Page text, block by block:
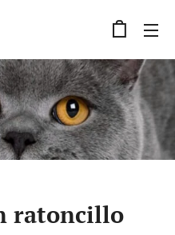
ratoncillo